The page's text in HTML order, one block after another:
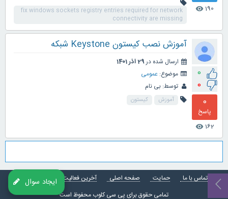
ایجاد سوال
190
visibility
fix windows sockets registry entries required for network
connectivity are missing
0
0
0
پاسخ
162
visibility
آموزش نصب کیستون Keystone شبکه
ارسال شده در29 آذر 1401
موضوع: عمومی
توسط: بی نام
آموزش کیستون
تماس با ما حمایت صفحه اصلی
آخرین فعالیت ها
تمامی حقوق برای پی سی کلوب محفوظ است